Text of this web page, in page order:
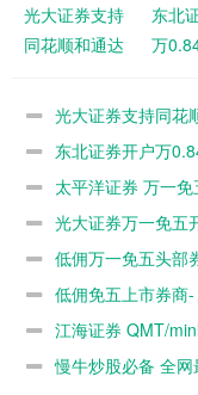
光大证券支持
同花顺和通达
东北
万
QMT
光大证券支持同花
东北证券开户万
太平洋证券 万一免
光大证券万一免五
低佣万一免五头部
低佣免五上市券商
江海证券 QMT/
慢牛炒股必备 全